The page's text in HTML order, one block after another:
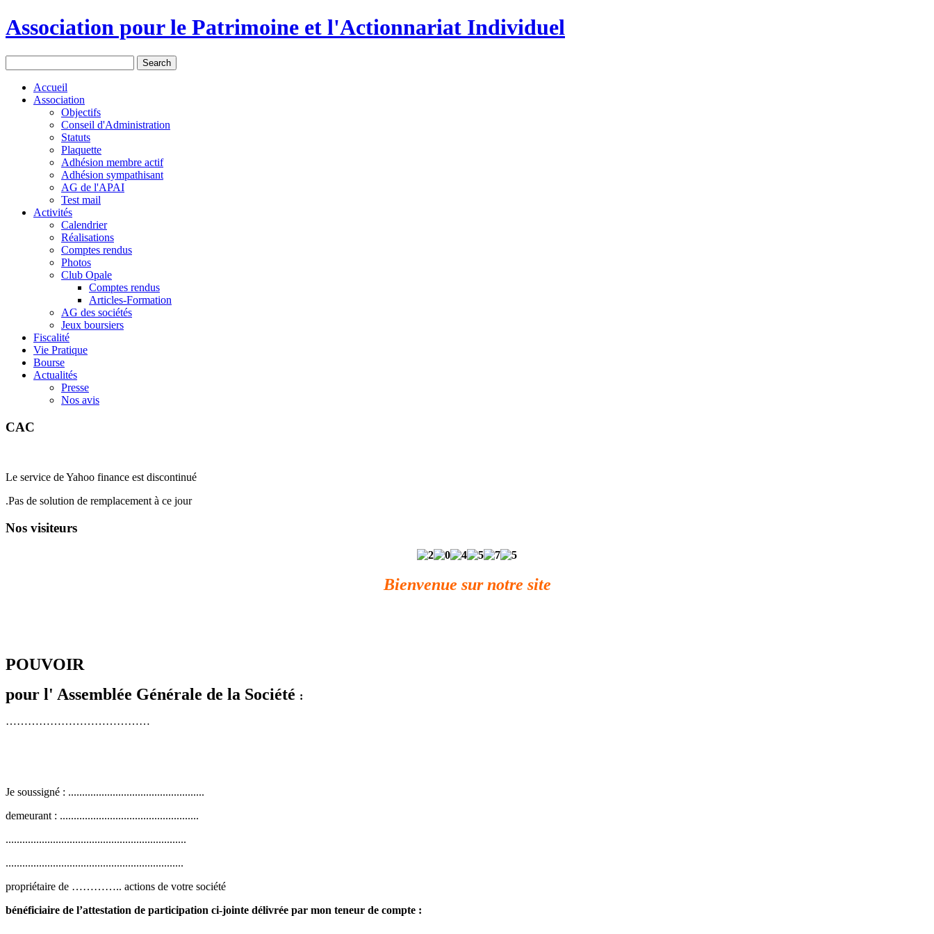
Association pour le Patrimoine et l'Actionnariat Individuel
Accueil
Association
Objectifs
Conseil d'Administration
Statuts
Plaquette
Adhésion membre actif
Adhésion sympathisant
AG de l'APAI
Test mail
Activités
Calendrier
Réalisations
Comptes rendus
Photos
Club Opale
Comptes rendus
Articles-Formation
AG des sociétés
Jeux boursiers
Fiscalité
Vie Pratique
Bourse
Actualités
Presse
Nos avis
CAC
Le service de Yahoo finance est discontinué
.Pas de solution de remplacement à ce jour
Nos visiteurs
Bienvenue sur notre site
POUVOIR
pour l' Assemblée Générale de la Société :
…………………………………
Je soussigné : .................................................
demeurant : ..................................................
.................................................................
................................................................
propriétaire de ………….. actions de votre société
bénéficiaire de l’attestation de participation ci-jointe délivrée par mon teneur de compte :